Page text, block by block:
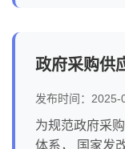
政府采购供
发布时间：
为规范政府采
体系， 国家发